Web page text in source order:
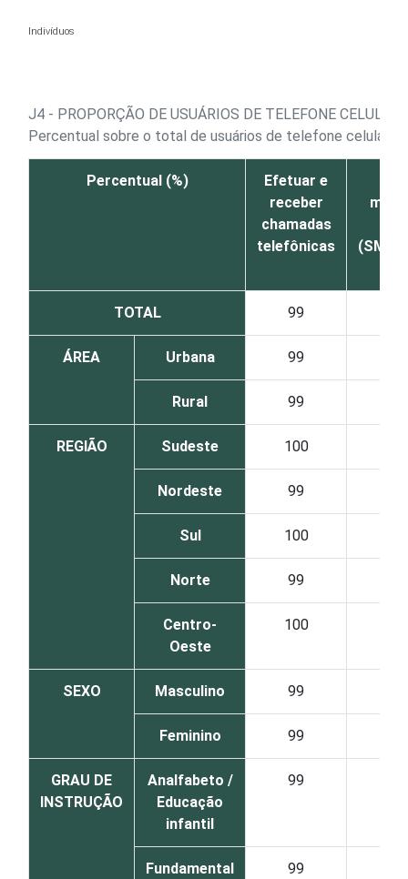
Indivíduos
J4 - PROPORÇÃO DE USUÁRIOS DE TELEFONE
Percentual sobre o total de usuários de telefone celular
Percentual (%)
Efetuar e
receber
chamadas
telefônicas
(SMS/
TOTAL 99
ÁREA Urbana 99
Rural 99
REGIÃO Sudeste 100
Nordeste 99
Sul 100
Norte 99
Centro-
Oeste
100
SEXO Masculino 99
Feminino 99
GRAU DE
INSTRUÇÃO
Analfabeto /
Educação
infantil
99
Fundamental 99